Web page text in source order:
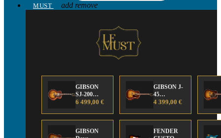
MUST
add remove
GIBSON
SJ-200
Anniversary
Edition
6 499,00 €
GIBSON J-
45
Anniversary
Edition
4 399,00 €
GIBSON
FENDER